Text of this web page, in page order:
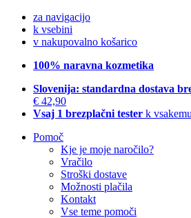
za navigacijo
k vsebini
v nakupovalno košarico
100% naravna kozmetika
Slovenija: standardna dostava
€ 42,90
Vsaj 1 brezplačni tester k
Pomoč
Kje je moje naročilo?
Vračilo
Stroški dostave
Možnosti plačila
Kontakt
Vse teme pomoči